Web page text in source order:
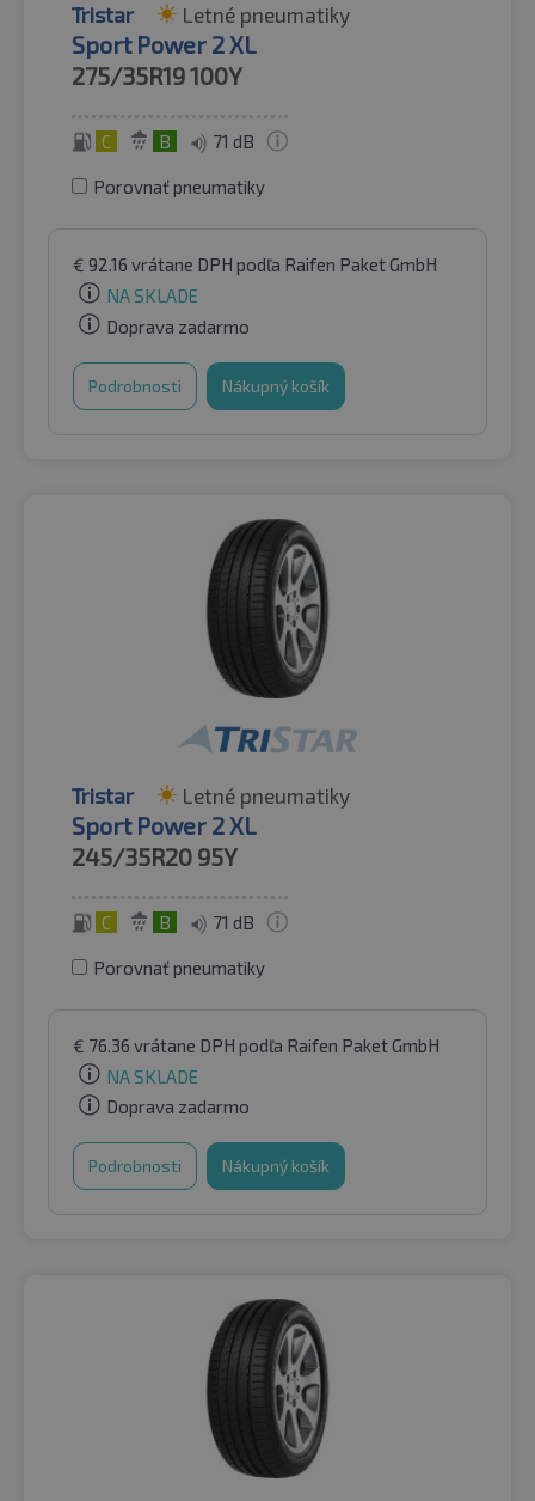
Tristar Letné pneumatiky
Sport Power 2 XL
275/35R19100Y
C B 71 dB
Porovnať pneumatiky
€ 92.16 vrátane DPH podľa Raifen Paket GmbH
NA SKLADE
Doprava zadarmo
Podrobnosti Nákupný košík
Tristar Letné pneumatiky
Sport Power 2 XL
245/35R20 95Y
C B 71 dB
Porovnať pneumatiky
€ 76.36 vrátane DPH podľa Raifen Paket GmbH
NA SKLADE
Doprava zadarmo
Podrobnosti Nákupný košík